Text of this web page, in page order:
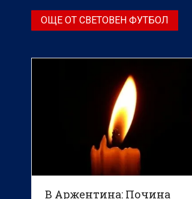
ОЩЕ ОТ СВЕТОВЕН ФУТБОЛ
В Аржентина: Почина